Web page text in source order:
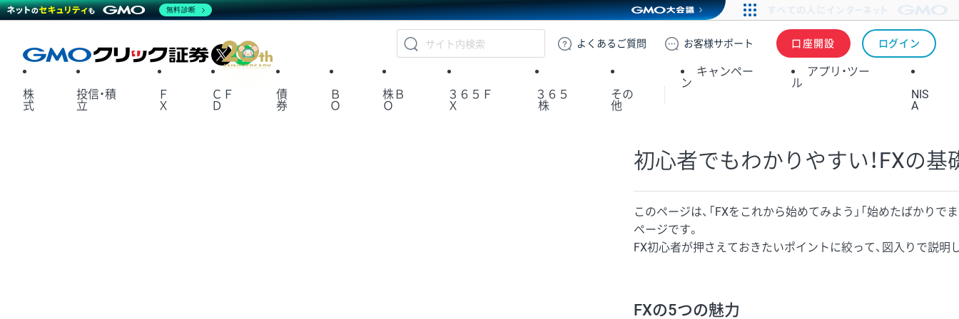
GMOクリック証券
よくある ご質問 お客様サポート 口座開設 ログイン
X
株
式
投信・積
立
Ｆ
Ｘ
ＣＦ
Ｄ
債
券
Ｂ
Ｏ
株Ｂ
Ｏ
３６５Ｆ
Ｘ
３６５
株
その
他
キャンペー
ン
アプリ・ツー
ル
NIS
A
初心者でもわかりやすい！FXの基
このページは、「FXをこれから始めてみよう」「始めたばかりで
ページです。
FX初心者が押さえておきたいポイントに絞って、図入りで説明
FXの5つの魅力
無料診断